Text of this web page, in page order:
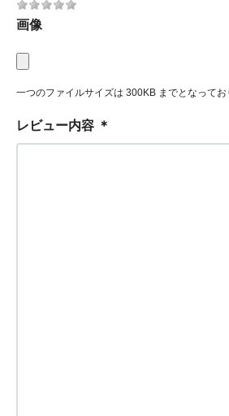
画像
一つのファイルサイズは 300KB までとなってお
レビュー内容 ＊